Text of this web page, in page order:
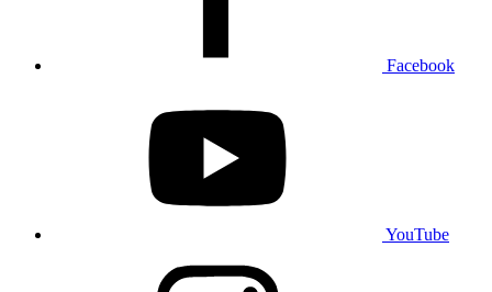
Facebook
YouTube